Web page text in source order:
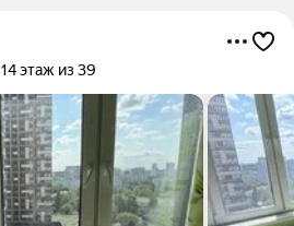
14 этаж из 39